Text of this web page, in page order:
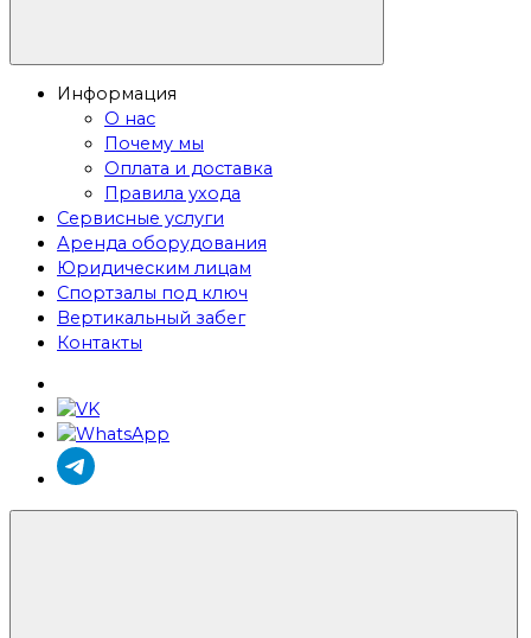
Информация
О нас
Почему мы
Оплата и доставка
Правила ухода
Сервисные услуги
Аренда оборудования
Юридическим лицам
Спортзалы под ключ
Вертикальный забег
Контакты